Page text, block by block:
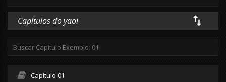
Capítulos do yaoi
Capítulo 01